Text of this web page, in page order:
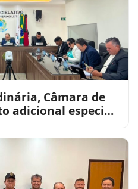
Câmara de
adicional especial